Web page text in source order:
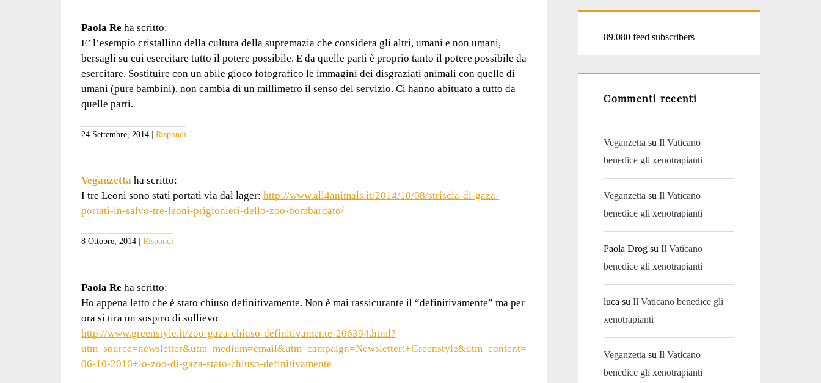
Paola Re ha scritto:
E’ l’esempio cristallino della cultura della supremazia che considera gli altri, umani e non umani,
bersagli su cui esercitare tutto il potere possibile. E da quelle parti è proprio tanto il potere possibile da
esercitare. Sostituire con un abile gioco fotografico le immagini dei disgraziati animali con quelle di
umani (pure bambini), non cambia di un millimetro il senso del servizio. Ci hanno abituato a tutto da
quelle parti.
24 Settembre, 2014 Rispondi
Veganzetta ha scritto:
I tre Leoni sono stati portati via dal lager: http://www.all4animals.it/2014/10/08/striscia-di-gaza-
portati-in-salvo-tre-leoni-prigionieri-dello-zoo-bombardato/
8 Ottobre, 2014 Rispondi
Paola Re ha scritto:
Ho appena letto che è stato chiuso definitivamente. Non è mai rassicurante il “definitivamente” ma per
ora si tira un sospiro di sollievo
http://www.greenstyle.it/zoo-gaza-chiuso-definitivamente-206394.html?
utm_source=newsletter&utm_medium=email&utm_campaign=Newsletter:+Greenstyle&utm_content=
06-10-2016+lo-zoo-di-gaza-stato-chiuso-definitivamente
89.080 feed subscribers
Commenti recenti
Veganzetta suIl Vaticano
benedice gli xenotrapianti
Veganzetta suIl Vaticano
benedice gli xenotrapianti
Paola Drog suIl Vaticano
benedice gli xenotrapianti
luca suIl Vaticano benedice gli
xenotrapianti
Veganzetta suIl Vaticano
benedice gli xenotrapianti